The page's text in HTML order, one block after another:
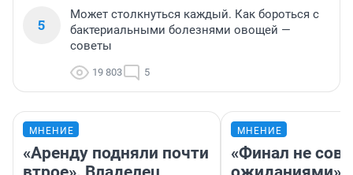
5
Может столкнуться каждый. Как бороться с
бактериальными болезнями овощей —
советы
19 803 5
МНЕНИЕ
«Аренду подняли почти
МНЕНИЕ
«Финал не